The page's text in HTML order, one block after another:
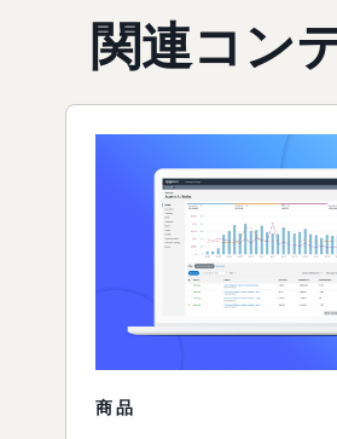
関連コン
商品